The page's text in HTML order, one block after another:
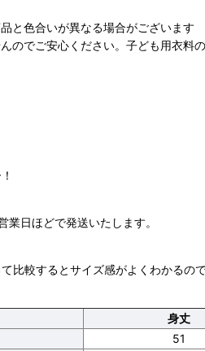
と色合いが異なる場合がございます
のでご安心ください。子ども用衣料
日ほどで発送いたします。
比較するとサイズ感がよくわかるの
身丈
51